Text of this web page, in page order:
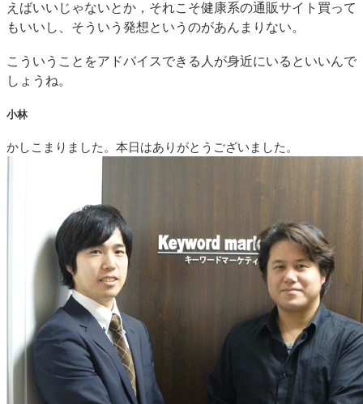
えばいいじゃないとか，それこそ健康系の通販サイト買って
もいいし、そういう発想というのがあんまりない。
こういうことをアドバイスできる人が身近にいるといいんで
しょうね。
小林
かしこまりました。本日はありがとうございました。